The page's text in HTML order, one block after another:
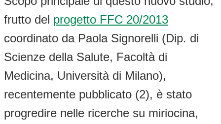
frutto del progetto FFC 20/2013
coordinato da Paola Signorelli (Dip. di
Scienze della Salute, Facoltà di
Medicina, Università di Milano),
recentemente pubblicato (2), è stato
progredire nelle ricerche su miriocina,